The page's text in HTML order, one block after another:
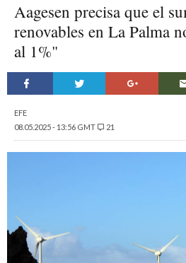
Aagesen precisa que el
renovables en La Palma
al 1%"
EFE
08.05.2025 - 13:56 GMT
21